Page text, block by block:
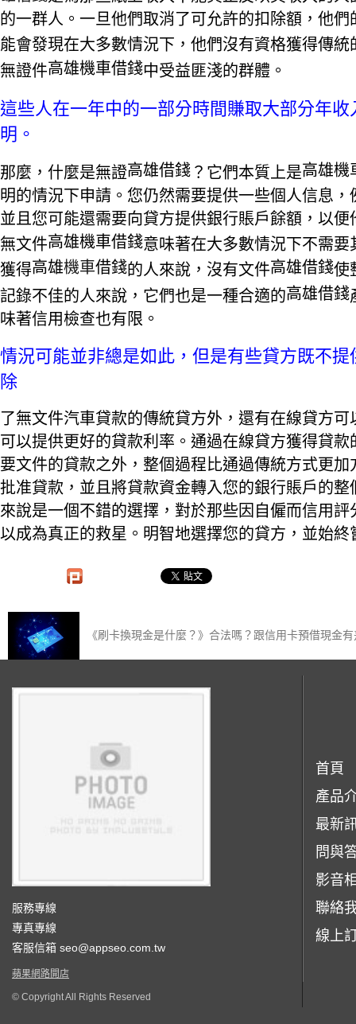
的一群人。一旦他們取消了可允許的扣除額，他
能會發現在大多數情況下，他們沒有資格獲得傳統
無證件高雄機車借錢中受益匪淺的群體。
這些人在一年中的一部分時間賺取大部分年
明。
那麼，什麼是無證高雄借錢 ？它們本質上是高雄機
明的情況下申請。您仍然需要提供一些個人信息
並且您可能還需要向貸方提供銀行賬戶餘額，以
無文件高雄機車借錢意味著在大多數情況下不需
獲得高雄機車借錢的人來說，沒有文件高雄借錢使
記錄不佳的人來說，它們也是一種合適的高雄借錢
味著信用檢查也有限。
情況可能並非總是如此，但是有些貸方既不
除
了無文件汽車貸款的傳統貸方外，還有在線貸方
可以提供更好的貸款利率。通過在線貸方獲得貸
要文件的貸款之外，整個過程比通過傳統方式更
批准貸款，並且將貸款資金轉入您的銀行賬戶的
來說是一個不錯的選擇，對於那些因自僱而信用
以成為真正的救星。明智地選擇您的貸方，並始
《刷卡換現金是什麼？》合法嗎？跟信用卡預借現金
服務專線
專真專線
客服信箱 seo@appseo.com.tw
蘋果網路開店
© Copyright All Rights Reserved
首頁
產品
最新
問與
影音
聯絡
線上